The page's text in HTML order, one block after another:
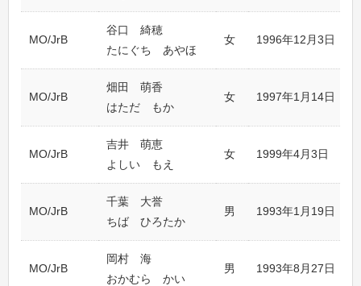
MO/JrB
谷口 綺穂
たにぐち あやほ
女 1996年12月3日
MO/JrB
畑田 萌香
はただ もか
女 1997年1月14日
MO/JrB
吉井 萌恵
よしい もえ
女 1999年4月3日
MO/JrB
千葉 大誉
ちば ひろたか
男 1993年1月19日
MO/JrB
岡村 海
おかむら かい
男 1993年8月27日